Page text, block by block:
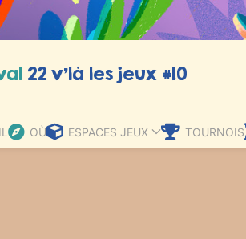
22 v’là les jeux #10
OÙ ESPACES JEUX TOURNOIS